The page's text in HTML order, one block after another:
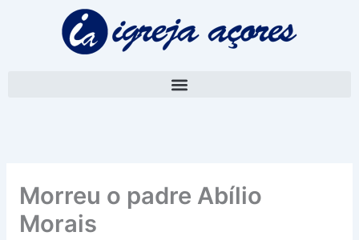
Morreu o padre Abílio
Morais